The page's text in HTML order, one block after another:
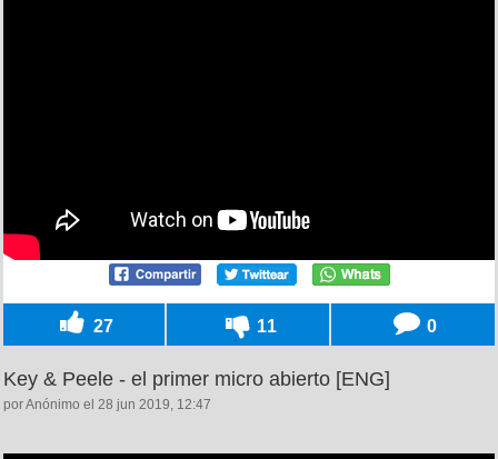
27 11 0
Key & Peele - el primer micro abierto [ENG]
por Anónimo el 28 jun 2019, 12:47